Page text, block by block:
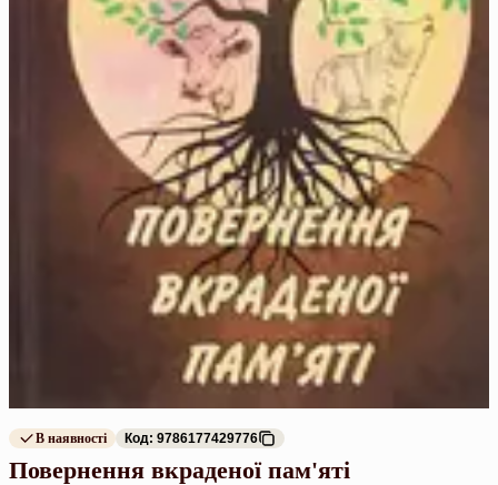
В наявності Код: 9786177429776
Повернення вкраденої пам'яті